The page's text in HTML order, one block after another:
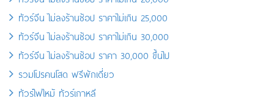
ทัวร์จีน ไม่ลงร้านช้อป ราคาไม่เกิน 25,000
ทัวร์จีน ไม่ลงร้านช้อป ราคาไม่เกิน 30,000
ทัวร์จีน ไม่ลงร้านช้อป ราคา 30,000 ขึ้นไป
รวมโปรคนโสด ฟรีพักเดี่ยว
ทัวร์ไฟไหม้ ทัวร์เกาหลี